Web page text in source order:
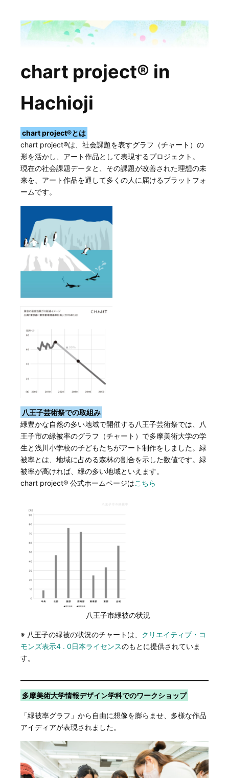
chart project® in
Hachioji
chart project®とは
chart project®は、社会課題を表すグラフ（チャート）の
形を活かし、アート作品として表現するプロジェクト。
現在の社会課題データと、その課題が改善された理想の未
来を、アート作品を通して多くの人に届けるプラットフォ
ームです。
八王子芸術祭での取組み
緑豊かな自然の多い地域で開催する八王子芸術祭では、八
王子市の緑被率のグラフ（チャート）で多摩美術大学の学
生と浅川小学校の子どもたちがアート制作をしました。緑
被率とは、地域に占める森林の割合を示した数値です。緑
被率が高ければ、緑の多い地域といえます。
chart project® 公式ホームページはこちら
八王子市緑被の状況
※ 八王子の緑被の状況のチャートは、 クリエイティブ・コ
モンズ表示4 . 0日本ライセンスのもとに提供されていま
す。
多摩美術大学情報デザイン学科でのワークショップ
「緑被率グラフ」から自由に想像を膨らませ、多様な作品
アイディアが表現されました。